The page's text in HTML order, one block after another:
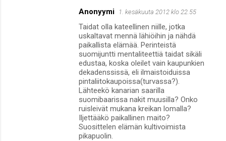
Anonyymi 1. kesäkuuta 2012 klo 22.55
Taidat olla kateellinen niille, jotka
uskaltavat mennä lähiöihin ja nähdä
paikallista elämää. Perinteistä
suomijuntti mentaliteettiä taidat sikäli
edustaa, koska oleilet vain kaupunkien
dekadenssissä, eli ilmaistoiduissa
pintaliitokaupoissa(turvassa?).
Lähteekö kanarian saarilla
suomibaarissa nakit muusilla? Onko
ruisleivät mukana kreikan lomalla?
Iljettääkö paikallinen maito?
Suosittelen elämän kultivoimista
pikapuolin.